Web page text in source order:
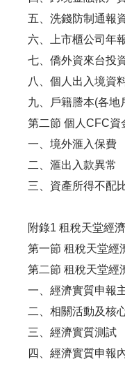
五、洗錢防制通報
六、上市櫃公司年
七、僑外資來台投
八、個人出入境資
九、戶籍謄本(各
第二節 個人CFC
一、境外滙入保費
二、滙出入款異常
三、資產所得不配
附錄1 租稅天堂經
第一節 租稅天堂
第二節 租稅天堂
一、經濟實質申報
二、相關活動及核
三、經濟實質測試
四、經濟實質申報